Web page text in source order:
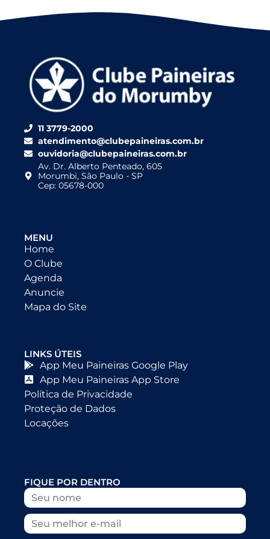
11 3779-2000
atendimento@clubepaineiras.com.br
ouvidoria@clubepaineiras.com.br
Av. Dr. Alberto Penteado, 605
Morumbi, São Paulo - SP
Cep: 05678-000
MENU
Home
O Clube
Agenda
Anuncie
Mapa do Site
LINKS ÚTEIS
App Meu Paineiras Google Play
App Meu Paineiras App Store
Política de Privacidade
Proteção de Dados
Locações
FIQUE POR DENTRO